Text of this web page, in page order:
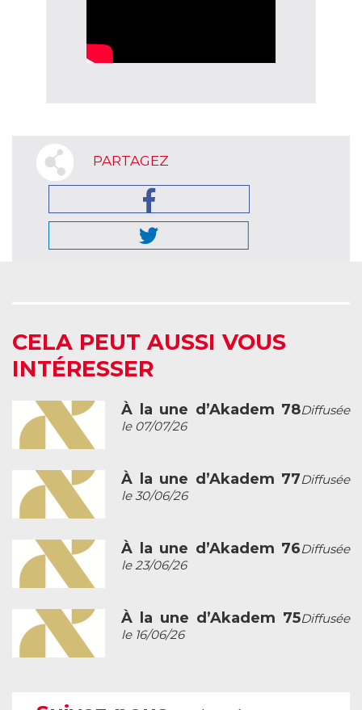
PARTAGEZ
CELA PEUT AUSSI VOUS
INTÉRESSER
À la une d’Akadem 78Diffusée
le 07/07/26
À la une d’Akadem 77Diffusée
le 30/06/26
À la une d’Akadem 76Diffusée
le 23/06/26
À la une d’Akadem 75Diffusée
le 16/06/26